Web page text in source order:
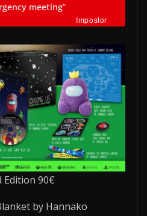
meeting”
Impostor
Edition 90€
by Hannako